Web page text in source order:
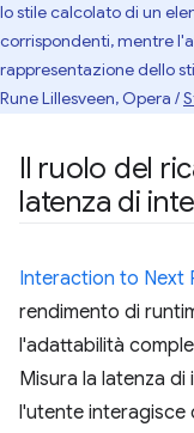
lo stile calcolato di un
corrispondenti, mentre
rappresentazione dello
Rune Lillesveen, Opera /
Il ruolo del
latenza di
Interaction to Next
rendimento di
l'adattabilità
Misura la latenza
l'utente interagisce